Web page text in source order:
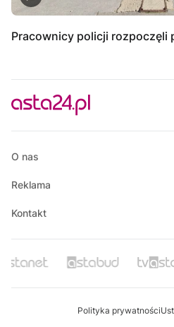
Pracownicy policji rozpoczęli
O nas
Reklama
Kontakt
Polityka prywatności